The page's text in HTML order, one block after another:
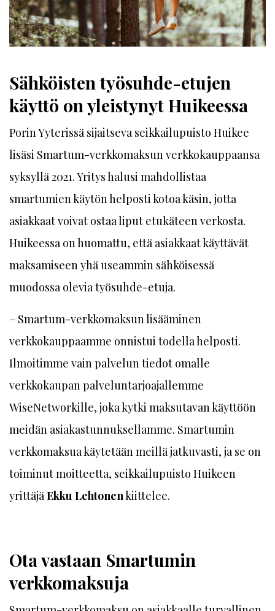
Sähköisten työsuhde-etujen
käyttö on yleistynyt Huikeessa
Porin Yyterissä sijaitseva seikkailupuisto Huikee
lisäsi Smartum-verkkomaksun verkkokauppaansa
syksyllä 2021. Yritys halusi mahdollistaa
smartumien käytön helposti kotoa käsin, jotta
asiakkaat voivat ostaa liput etukäteen verkosta.
Huikeessa on huomattu, että asiakkaat käyttävät
maksamiseen yhä useammin sähköisessä
muodossa olevia työsuhde-etuja.
– Smartum-verkkomaksun lisääminen
verkkokauppaamme onnistui todella helposti.
Ilmoitimme vain palvelun tiedot omalle
verkkokaupan palveluntarjoajallemme
WiseNetworkille, joka kytki maksutavan käyttöön
meidän asiakastunnuksellamme. Smartumin
verkkomaksua käytetään meillä jatkuvasti, ja se on
toiminut moitteetta, seikkailupuisto Huikeen
yrittäjä Ekku Lehtonenkiittelee.
Ota vastaan Smartumin
verkkomaksuja